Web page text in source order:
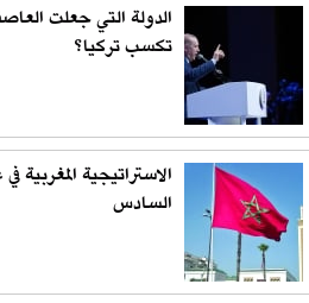
الدولة التي جعلت
تكسب تركيا؟
الاستراتيجية المغربية
السادس